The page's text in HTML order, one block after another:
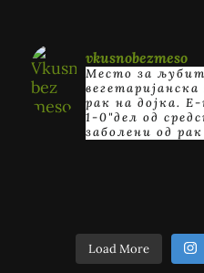
vkusnobezmeso
Место за
рак на дојка.
1-0"дел од
заболени од рак
Load More